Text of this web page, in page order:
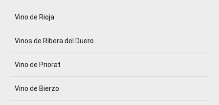
Vino de Rioja
Vinos de Ribera del Duero
Vino de Priorat
Vino de Bierzo